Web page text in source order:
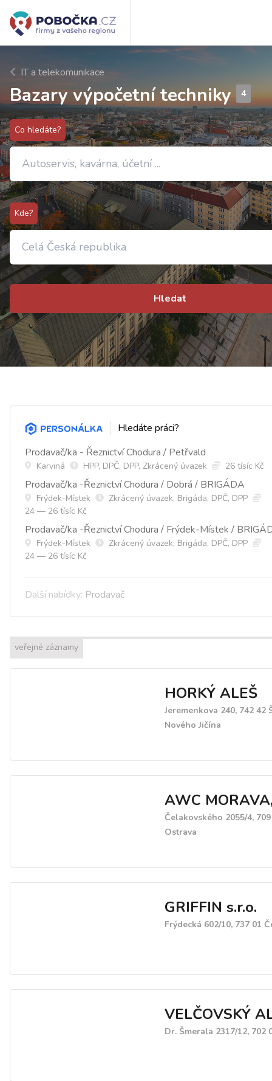
IT a telekomunikace
Bazary výpočetní techniky 4
Co hledáte?
Kde?
Hledat
Hledáte práci?
Prodavač/ka - Řeznictví Chodura / Petřvald
Karviná HPP, DPČ, DPP, Zkrácený úvazek 26 tísíc Kč
Prodavač/ka -Řeznictví Chodura / Dobrá / BRIGÁDA
Frýdek-Místek
Zkrácený úvazek, Brigáda, DPČ, DPP
24 — 26 tísíc Kč
Prodavač/ka -Řeznictví Chodura / Frýdek-Místek /
Frýdek-Místek
Zkrácený úvazek, Brigáda, DPČ, DPP
24 — 26 tísíc Kč
Další nabídky: Prodavač
veřejné záznamy
HORKÝ ALEŠ
Jeremenkova 240, 742 42
Nového Jičína
AWC
Čelakovského 2055/4,
Ostrava
GRIFFIN s.r.o.
Frýdecká 602/10, 737 01
VELČOVSKÝ
Dr. Šmerala 2317/12, 702